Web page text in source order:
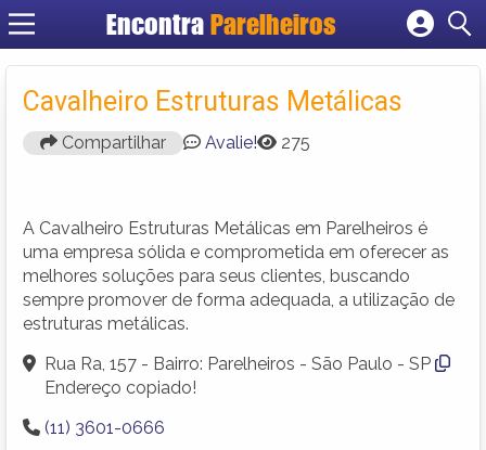
Encontra Parelheiros
Cadastrar empresa
Criar conta
Cavalheiro Estruturas Metálicas
Compartilhar Avalie! 275
A Cavalheiro Estruturas Metálicas em Parelheiros é
uma empresa sólida e comprometida em oferecer as
melhores soluções para seus clientes, buscando
sempre promover de forma adequada, a utilização de
estruturas metálicas.
Rua Ra, 157 - Bairro: Parelheiros - São Paulo - SP
Endereço copiado!
(11) 3601-0666